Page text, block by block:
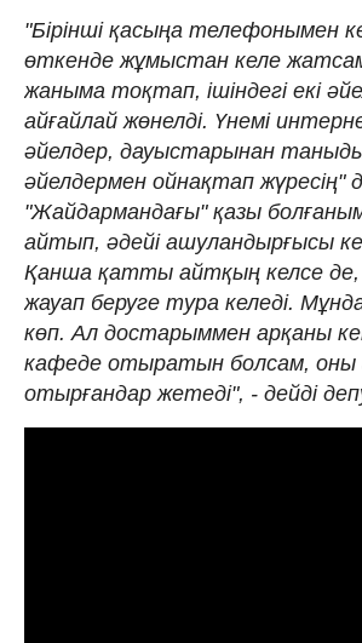
"Бірінші қасыңа телефонымен
өткенде жұмыстан келе
жаныма тоқтап, ішіндегі екі
айғайлай жөнелді. Үнемі
әйелдер, дауыстарынан
әйелдермен ойнақтап жүресің"
"Жайдармандағы" қазы
айтып, әдейі ашуландырғысы
Қанша қатты айтқың келсе
жауап беруге тура келеді.
көп. Ал достарыммен арқаны
кафеде отыратын болсам, оны
отырғандар жетеді", - дейді